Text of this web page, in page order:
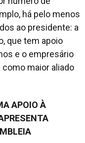
há pelo menos
ao presidente: a
que tem apoio
e o empresário
maior aliado
APOIO À